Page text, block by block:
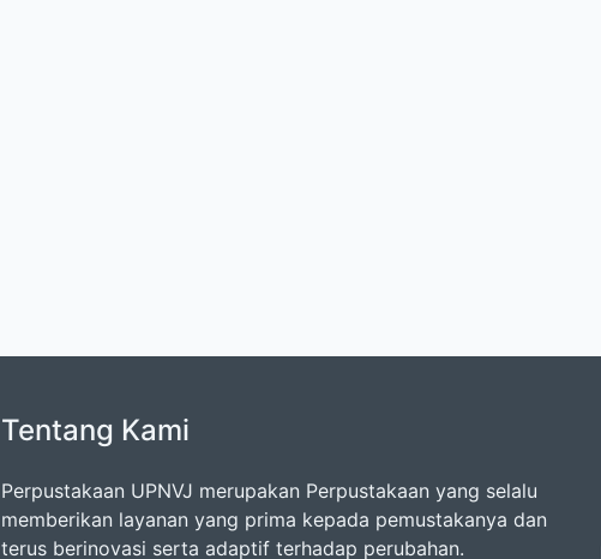
Tentang Kami
Perpustakaan UPNVJ merupakan Perpustakaan yang selalu
memberikan layanan yang prima kepada pemustakanya dan
terus berinovasi serta adaptif terhadap perubahan.